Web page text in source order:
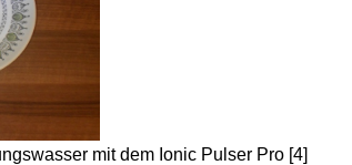
mit dem Ionic Pulser Pro [4]